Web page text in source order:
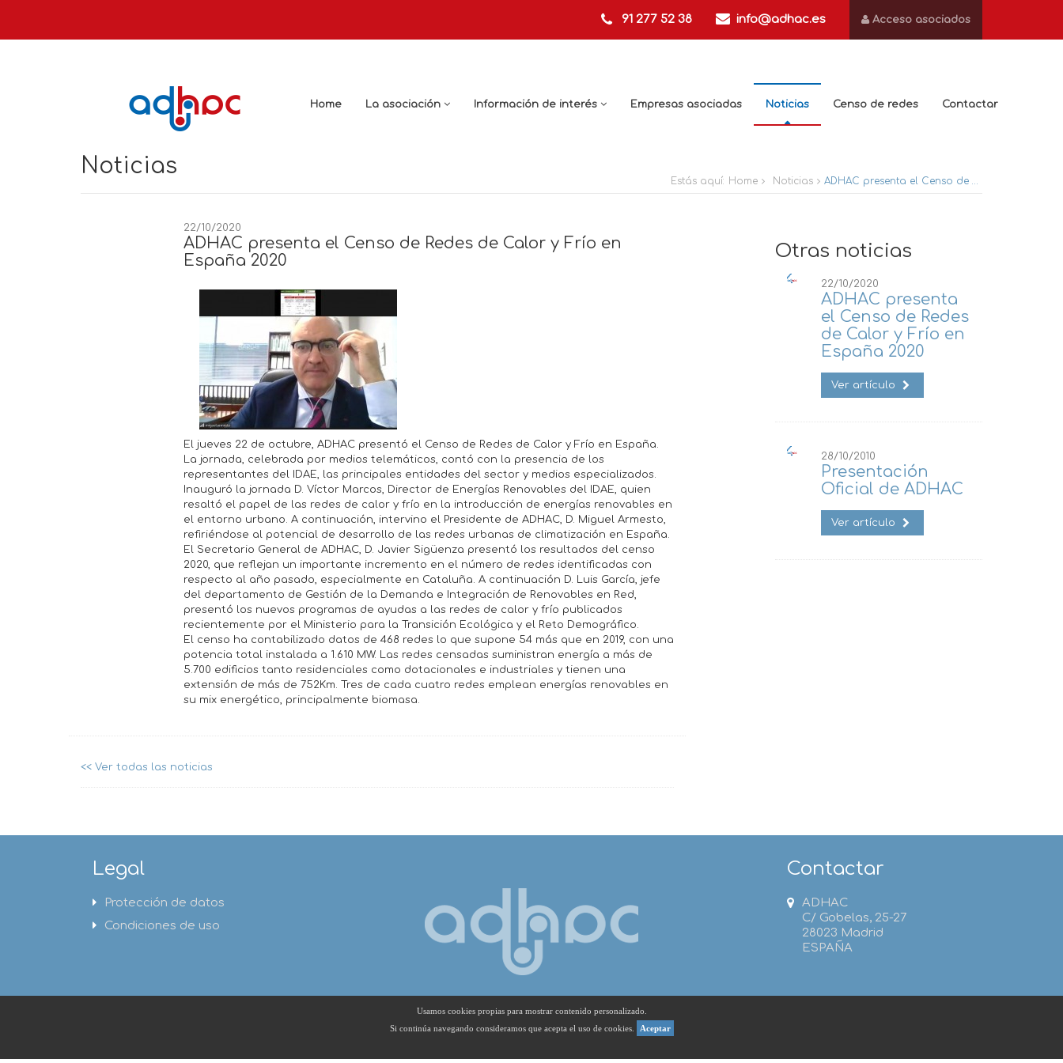
Acceso asociados
91 277 52 38 info@adhac.es
Home La asociación Información de interés Empresas asociadas Noticias Censo de redes Contactar
Noticias
Estás aquí: Home Noticias ADHAC presenta el Censo de Redes de Calor y Frío en España 2020
22/10/2020
ADHAC presenta el Censo de Redes de Calor y Frío en
España 2020
El jueves 22 de octubre, ADHAC presentó el Censo de Redes de Calor y Frío en España.
La jornada, celebrada por medios telemáticos, contó con la presencia de los
representantes del IDAE, las principales entidades del sector y medios especializados.
Inauguró la jornada D. Víctor Marcos, Director de Energías Renovables del IDAE, quien
resaltó el papel de las redes de calor y frío en la introducción de energías renovables en
el entorno urbano. A continuación, intervino el Presidente de ADHAC, D. Miguel Armesto,
refiriéndose al potencial de desarrollo de las redes urbanas de climatización en España.
El Secretario General de ADHAC, D. Javier Sigüenza presentó los resultados del censo
2020, que reflejan un importante incremento en el número de redes identificadas con
respecto al año pasado, especialmente en Cataluña. A continuación D. Luis García, jefe
del departamento de Gestión de la Demanda e Integración de Renovables en Red,
presentó los nuevos programas de ayudas a las redes de calor y frío publicados
recientemente por el Ministerio para la Transición Ecológica y el Reto Demográfico.
El censo ha contabilizado datos de 468 redes lo que supone 54 más que en 2019, con una
potencia total instalada a 1.610 MW. Las redes censadas suministran energía a más de
5.700 edificios tanto residenciales como dotacionales e industriales y tienen una
extensión de más de 752Km. Tres de cada cuatro redes emplean energías renovables en
su mix energético, principalmente biomasa.
<< Ver todas las noticias
Otras noticias
22/10/2020
ADHAC presenta
el Censo de Redes
de Calor y Frío en
España 2020
Ver artículo
28/10/2010
Presentación
Oficial de ADHAC
Ver artículo
Legal
Protección de datos
Condiciones de uso
Contactar
ADHAC
C/ Gobelas, 25-27
28023 Madrid
ESPAÑA
Usamos cookies propias para mostrar contenido personalizado.
Si continúa navegando consideramos que acepta el uso de cookies.
Aceptar